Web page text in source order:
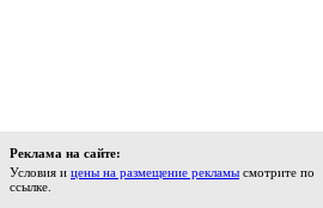
Реклама на сайте:
Условия и цены на размещение рекламы смотрите по
ссылке.